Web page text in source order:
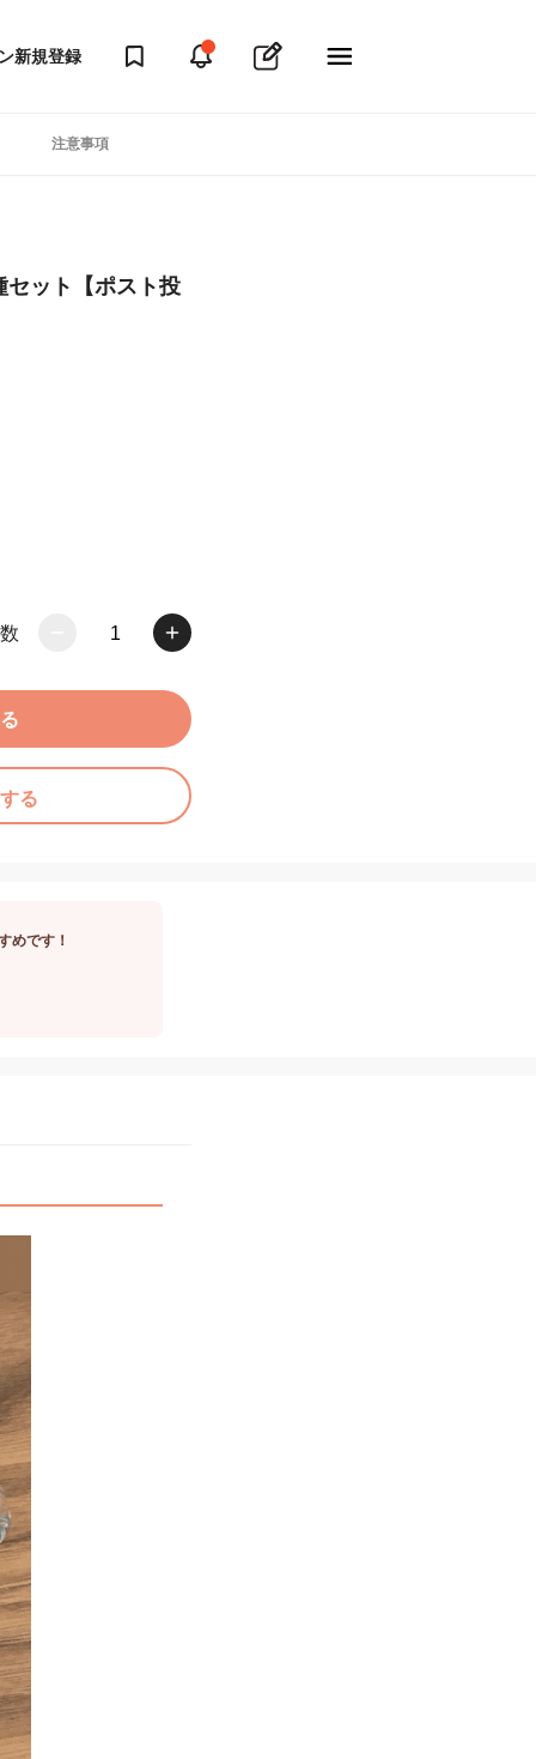
新規登録
注意事項
セット【ポスト投
1
る
めです！